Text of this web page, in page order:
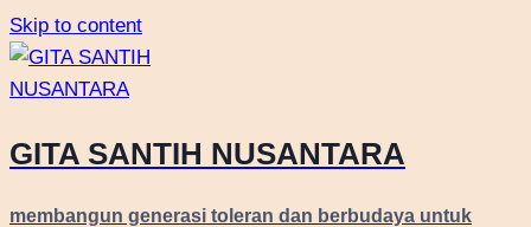
Skip to content
GITA SANTIH NUSANTARA
membangun generasi toleran dan berbudaya untuk